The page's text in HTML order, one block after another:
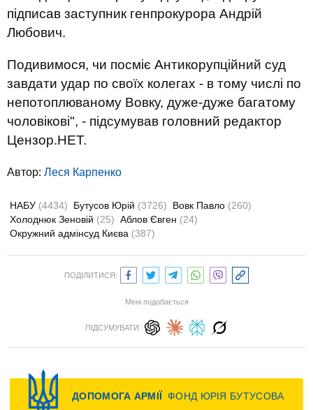
підписав заступник генпрокурора Андрій
Любович.
Подивимося, чи посміє Антикорупційний суд
завдати удар по своїх колегах - в тому числі по
непотоплюваному Вовку, дуже-дуже багатому
чоловікові", - підсумував головний редактор
Цензор.НЕТ.
Автор: Леся Карпенко
НАБУ (4434) Бутусов Юрій (3726) Вовк Павло (260)
Холоднюк Зеновій (25) Аблов Євген (24)
Окружний адмінсуд Києва (387)
ПОДІЛИТИСЯ:
Мені подобається
ПІДСУМУВАТИ: